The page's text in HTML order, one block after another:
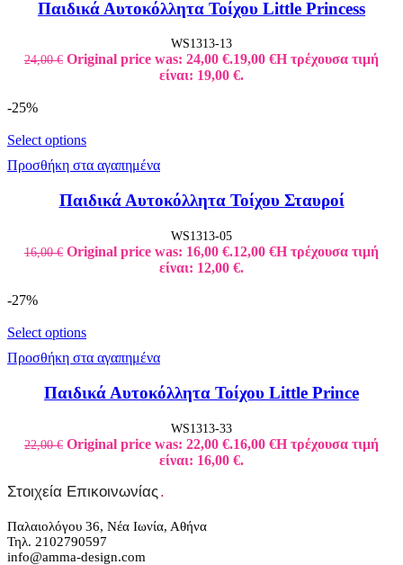
Παιδικά Αυτοκόλλητα Τοίχου Little Princess
WS1313-13
24,00€ Original price was: 24,00 €.19,00 €Η τρέχουσα τιμή
είναι: 19,00 €.
-25%
Select options
Προσθήκη στα αγαπημένα
Παιδικά Αυτοκόλλητα Τοίχου Σταυροί
WS1313-05
16,00€ Original price was: 16,00 €.12,00 €Η τρέχουσα τιμή
είναι: 12,00 €.
-27%
Select options
Προσθήκη στα αγαπημένα
Παιδικά Αυτοκόλλητα Τοίχου Little Prince
WS1313-33
22,00€ Original price was: 22,00 €.16,00 €Η τρέχουσα τιμή
είναι: 16,00 €.
Στοιχεία Επικοινωνίας.
Παλαιολόγου 36, Νέα Ιωνία, Αθήνα
Τηλ. 2102790597
info@amma-design.com